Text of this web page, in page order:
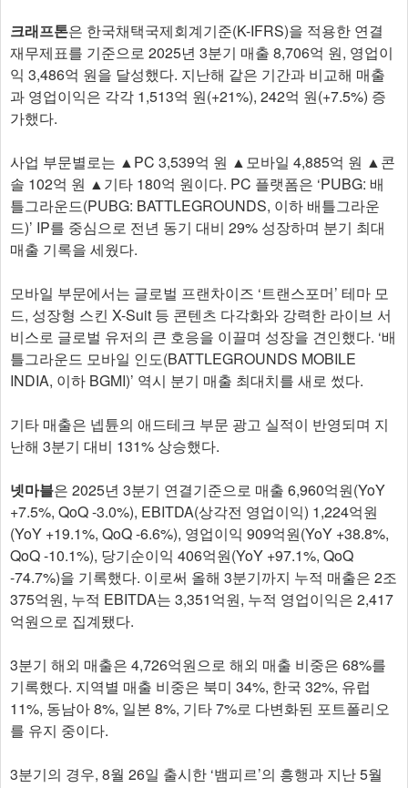
크래프톤은 한국채택국제회계기준(K-IFRS)을 적용한 연결
재무제표를 기준으로 2025년 3분기 매출 8,706억 원, 영업이
익 3,486억 원을 달성했다. 지난해 같은 기간과 비교해 매출
과 영업이익은 각각 1,513억 원(+21%), 242억 원(+7.5%) 증
가했다.
사업 부문별로는 ▲PC 3,539억 원 ▲모바일 4,885억 원 ▲콘
솔 102억 원 ▲기타 180억 원이다. PC 플랫폼은 ‘PUBG: 배
틀그라운드(PUBG: BATTLEGROUNDS, 이하 배틀그라운
드)’ IP를 중심으로 전년 동기 대비 29% 성장하며 분기 최대
매출 기록을 세웠다.
모바일 부문에서는 글로벌 프랜차이즈 ‘트랜스포머’ 테마 모
드, 성장형 스킨 X-Suit 등 콘텐츠 다각화와 강력한 라이브 서
비스로 글로벌 유저의 큰 호응을 이끌며 성장을 견인했다. ‘배
틀그라운드 모바일 인도(BATTLEGROUNDS MOBILE
INDIA, 이하 BGMI)’ 역시 분기 매출 최대치를 새로 썼다.
기타 매출은 넵튠의 애드테크 부문 광고 실적이 반영되며 지
난해 3분기 대비 131% 상승했다.
넷마블은 2025년 3분기 연결기준으로 매출 6,960억원(YoY
+7.5%, QoQ -3.0%), EBITDA(상각전 영업이익) 1,224억원
(YoY +19.1%, QoQ -6.6%), 영업이익 909억원(YoY +38.8%,
QoQ -10.1%), 당기순이익 406억원(YoY +97.1%, QoQ
-74.7%)을 기록했다. 이로써 올해 3분기까지 누적 매출은 2조
375억원, 누적 EBITDA는 3,351억원, 누적 영업이익은 2,417
억원으로 집계됐다.
3분기 해외 매출은 4,726억원으로 해외 매출 비중은 68%를
기록했다. 지역별 매출 비중은 북미 34%, 한국 32%, 유럽
11%, 동남아 8%, 일본 8%, 기타 7%로 다변화된 포트폴리오
를 유지 중이다.
3분기의 경우, 8월 26일 출시한 ‘뱀피르’의 흥행과 지난 5월